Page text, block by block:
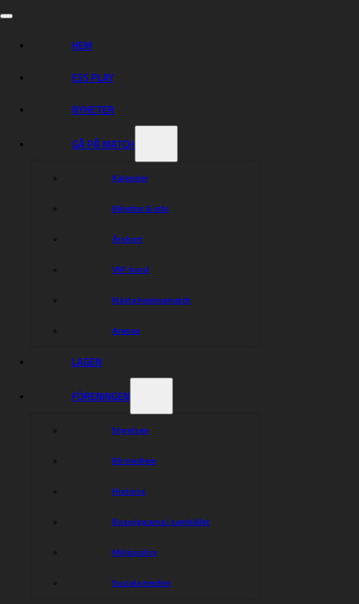
HEM
ESS PLAY
NYHETER
GÅ PÅ MATCH
Kalender
Biljetter & info
Årskort
VIP-bord
Nästa hemmamatch
Arenan
LAGEN
FÖRENINGEN
Styrelsen
Bli medlem
Historia
Rospiggarna i samhället
Miljöpolicy
Sociala medier